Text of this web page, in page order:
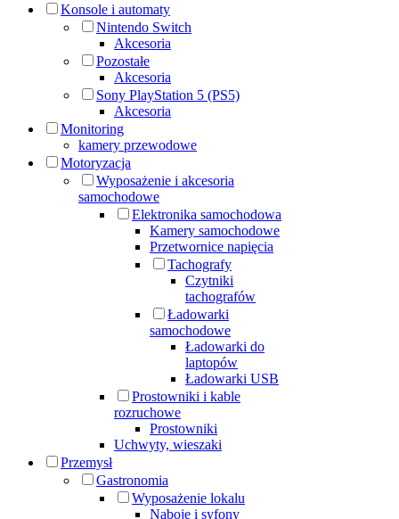
Konsole i automaty
Nintendo Switch
Akcesoria
Pozostałe
Akcesoria
Sony PlayStation 5 (PS5)
Akcesoria
Monitoring
kamery przewodowe
Motoryzacja
Wyposażenie i akcesoria
samochodowe
Elektronika samochodowa
Kamery samochodowe
Przetwornice napięcia
Tachografy
Czytniki
tachografów
Ładowarki
samochodowe
Ładowarki do
laptopów
Ładowarki USB
Prostowniki i kable
rozruchowe
Prostowniki
Uchwyty, wieszaki
Przemysł
Gastronomia
Wyposażenie lokalu
Naboje i syfony